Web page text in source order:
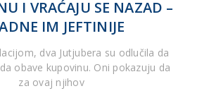
I VRAĆAJU SE NAZAD –
IM JEFTINIJE
dva Jutjubera su odlučila da
obave kupovinu. Oni pokazuju da
za ovaj njihov